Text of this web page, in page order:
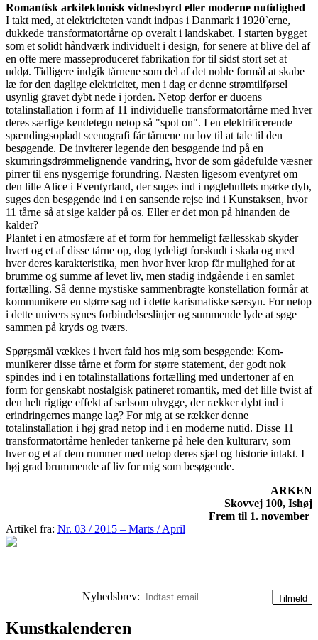
Romantisk arkitektonisk vidnesbyrd eller moderne nutidighed
I takt med, at elektriciteten vandt indpas i Danmark i 1920`erne,
dukkede transformatortårne op overalt i landskabet. I starten bygget
som et solidt håndværk individuelt i design, for senere at blive del af
en ofte mere masseproduceret fabrikation for til sidst stort set at
uddø. Tidligere indgik tårnene som del af det noble formål at skabe
læ for den daglige elektricitet, men i dag er denne strømtilførsel
usynlig gravet dybt nede i jorden. Netop derfor er duoens
totalinstallation i form af 11 individuelle transformatortårne med hver
deres særlige kendetegn netop så "spot on". I en elektrificerende
spændingsopladt scenografi får tårnene nu lov til at tale til den
besøgende. De inviterer legende den besøgende ind på en
skumringsdrømmelignende vandring, hvor de som gådefulde væsner
pirrer til ens nysgerrige forundring. Næsten ligesom eventyret om
den lille Alice i Eventyrland, der suges ind i nøglehullets mørke dyb,
suges den besøgende ind i en sansende rejse ind i Kunstaksen, hvor
11 tårne så at sige kalder på os. Eller er det mon på hinanden de
kalder?
Plantet i en atmosfære af et form for hemmeligt fællesskab skyder
hvert og et af disse tårne op, dog tydeligt forskudt i skala og med
hver deres karakteristika, men hvor hver krop får mulighed for at
brumme og summe af levet liv, men stadig indgående i en samlet
fortælling. Så denne mystiske sammenbragte konstellation formår at
kommunikere en større sag ud i dette karismatiske særsyn. For netop
i dette univers synes forbindelseslinjer og summende lyde at søge
sammen på kryds og tværs.
Spørgsmål vækkes i hvert fald hos mig som besøgende: Kom-
munikerer disse tårne et form for større statement, der godt nok
spindes ind i en totalinstallations fortælling med undertoner af en
form for genskabt nostalgisk patineret romantik, med det lille twist af
den helt rigtige effekt af sælsom uhygge, der rækker dybt ind i
erindringernes mange lag? For mig at se rækker denne
totalinstallation i høj grad netop ind i en moderne nutid. Disse 11
transformatortårne henleder tankerne på hele den kulturarv, som
hver og et af dem rummer med netop deres sjæl og historie intakt. I
høj grad brummende af liv for mig som besøgende.
ARKEN
Skovvej 100, Ishøj
Frem til 1. november
Artikel fra: Nr. 03 / 2015 – Marts / April
Nyhedsbrev:
Kunstkalenderen